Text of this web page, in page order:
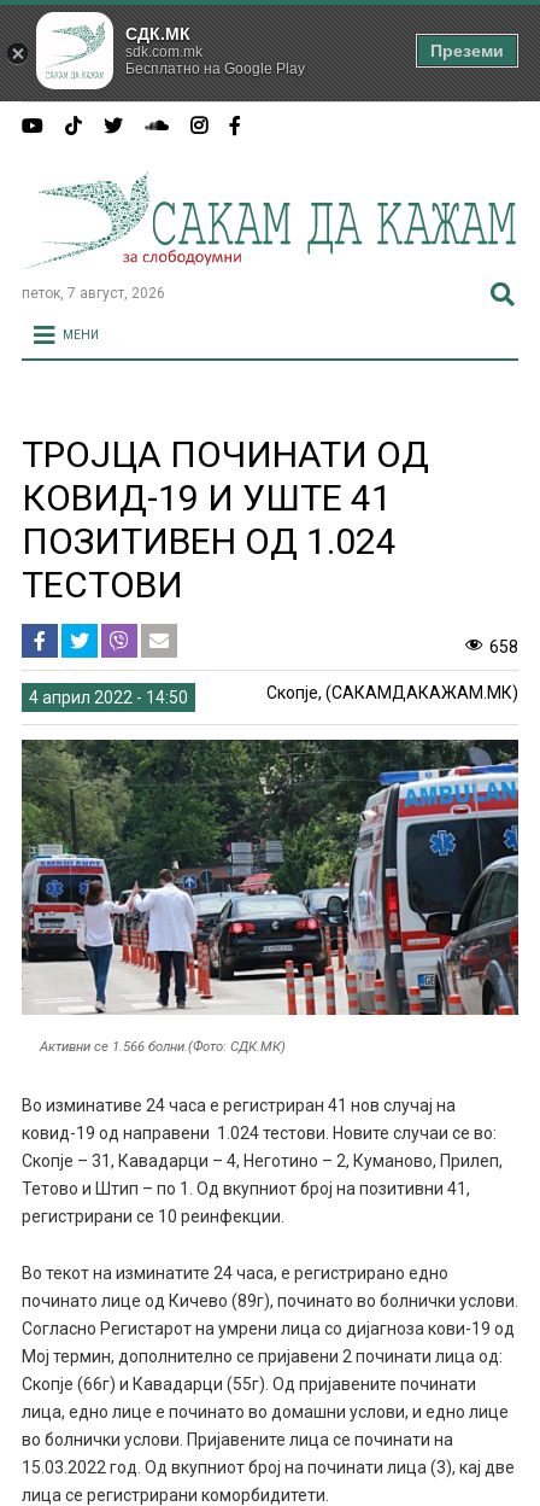
петок, 7 август, 2026
МЕНИ
ТРОЈЦА ПОЧИНАТИ ОД
КОВИД-19 И УШТЕ 41
ПОЗИТИВЕН ОД 1.024
ТЕСТОВИ
658
4 април 2022 - 14:50 Скопје, (САКАМДАКАЖАМ.МК)
Активни се 1.566 болни.(Фото: СДК.МК)
Во изминативе 24 часа е регистриран 41 нов случај на
ковид-19 од направени 1.024 тестови. Новите случаи се во:
Скопје – 31, Кавадарци – 4, Неготино – 2, Куманово, Прилеп,
Тетово и Штип – по 1. Од вкупниот број на позитивни 41,
регистрирани се 10 реинфекции.
Во текот на изминатите 24 часа, е регистрирано едно
починато лице од Кичево (89г), починато во болнички услови.
Согласно Регистарот на умрени лица со дијагноза кови-19 од
Мој термин, дополнително се пријавени 2 починати лица од:
Скопје (66г) и Кавадарци (55г). Од пријавените починати
лица, едно лице е починато во домашни услови, и едно лице
во болнички услови. Пријавените лица се починати на
15.03.2022 год. Од вкупниот број на починати лица (3), кај две
лица се регистрирани коморбидитети.
СДК.МК
sdk.com.mk
Бесплатно на Google Play
Преземи